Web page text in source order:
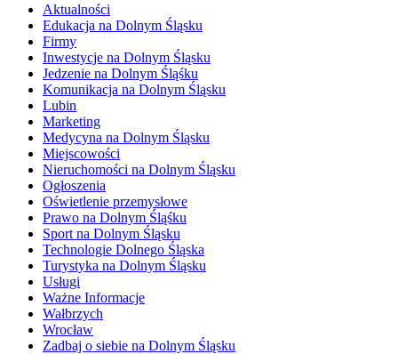
Aktualności
Edukacja na Dolnym Śląsku
Firmy
Inwestycje na Dolnym Śląsku
Jedzenie na Dolnym Śląśku
Komunikacja na Dolnym Śląsku
Lubin
Marketing
Medycyna na Dolnym Śląsku
Miejscowości
Nieruchomości na Dolnym Śląsku
Ogłoszenia
Oświetlenie przemysłowe
Prawo na Dolnym Śląśku
Sport na Dolnym Śląsku
Technologie Dolnego Śląska
Turystyka na Dolnym Śląsku
Usługi
Ważne Informacje
Wałbrzych
Wrocław
Zadbaj o siebie na Dolnym Śląsku